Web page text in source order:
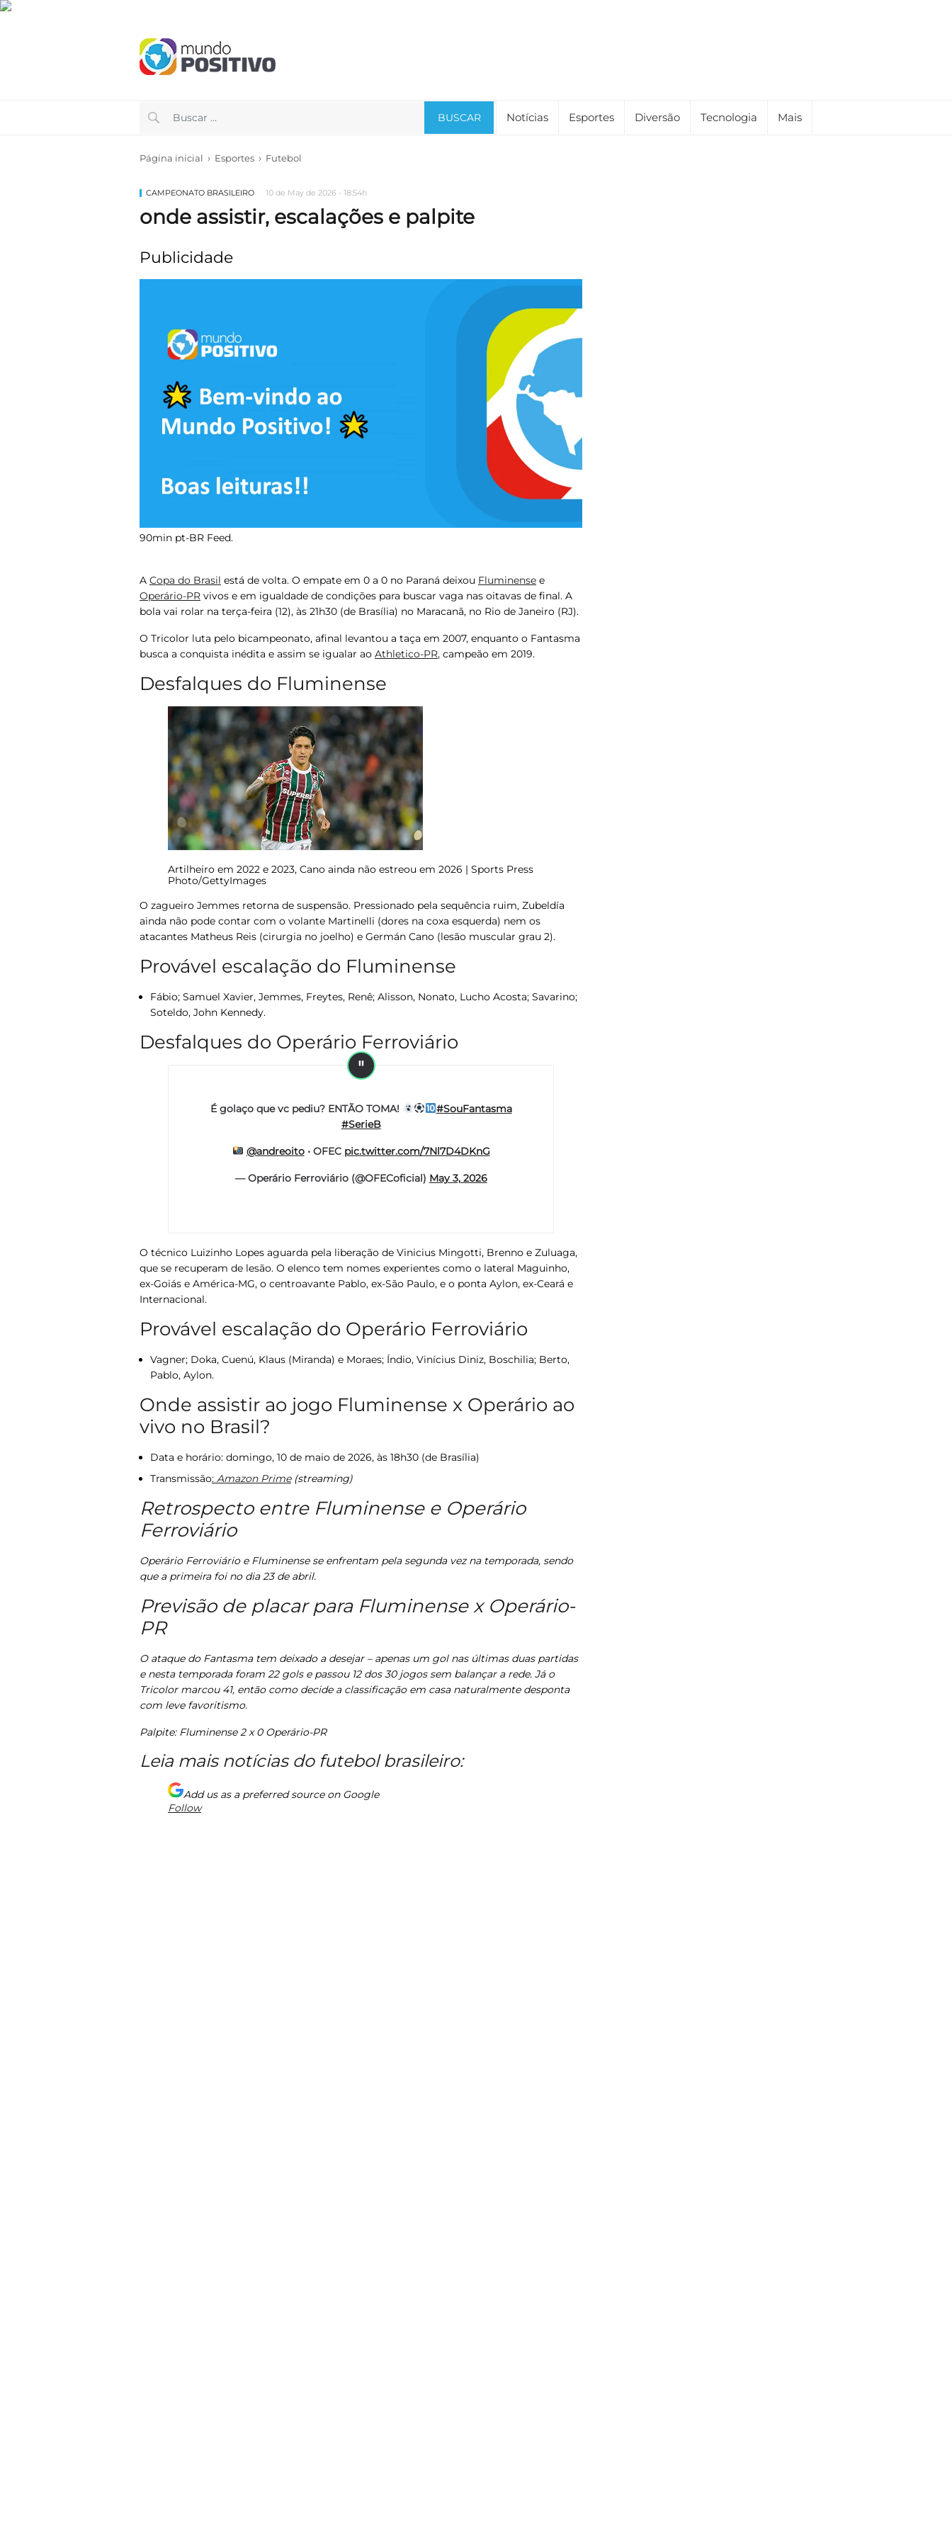
BUSCAR Notícias Esportes Diversão Tecnologia Mais
Página inicial › Esportes › Futebol
CAMPEONATO BRASILEIRO 10 de May de 2026 - 18:54h
onde assistir, escalações e palpite
Publicidade
90min pt-BR Feed.
A Copa do Brasil está de volta. O empate em 0 a 0 no Paraná deixou Fluminense e
Operário-PR vivos e em igualdade de condições para buscar vaga nas oitavas de final. A
bola vai rolar na terça-feira (12), às 21h30 (de Brasília) no Maracanã, no Rio de Janeiro (RJ).
O Tricolor luta pelo bicampeonato, afinal levantou a taça em 2007, enquanto o Fantasma
busca a conquista inédita e assim se igualar ao Athletico-PR, campeão em 2019.
Desfalques do Fluminense
Artilheiro em 2022 e 2023, Cano ainda não estreou em 2026 | Sports Press
Photo/GettyImages
O zagueiro Jemmes retorna de suspensão. Pressionado pela sequência ruim, Zubeldía
ainda não pode contar com o volante Martinelli (dores na coxa esquerda) nem os
atacantes Matheus Reis (cirurgia no joelho) e Germán Cano (lesão muscular grau 2).
Provável escalação do Fluminense
Fábio; Samuel Xavier, Jemmes, Freytes, Renê; Alisson, Nonato, Lucho Acosta; Savarino;
Soteldo, John Kennedy.
Desfalques do Operário Ferroviário
É golaço que vc pediu? ENTÃO TOMA!
#SouFantasma
#SerieB
@andreoito• OFEC pic.twitter.com/7Nl7D4DKnG
— Operário Ferroviário (@OFECoficial) May 3, 2026
O técnico Luizinho Lopes aguarda pela liberação de Vinicius Mingotti, Brenno e Zuluaga,
que se recuperam de lesão. O elenco tem nomes experientes como o lateral Maguinho,
ex-Goiás e América-MG, o centroavante Pablo, ex-São Paulo, e o ponta Aylon, ex-Ceará e
Internacional.
Provável escalação do Operário Ferroviário
Vagner; Doka, Cuenú, Klaus (Miranda) e Moraes; Índio, Vinícius Diniz, Boschilia; Berto,
Pablo, Aylon.
Onde assistir ao jogo Fluminense x Operário ao
vivo no Brasil?
Data e horário: domingo, 10 de maio de 2026, às 18h30 (de Brasília)
Transmissão: Amazon Prime (streaming)
Retrospecto entre Fluminense e Operário
Ferroviário
Operário Ferroviário e Fluminense se enfrentam pela segunda vez na temporada, sendo
que a primeira foi no dia 23 de abril.
Previsão de placar para Fluminense x Operário-
PR
O ataque do Fantasma tem deixado a desejar – apenas um gol nas últimas duas partidas
e nesta temporada foram 22 gols e passou 12 dos 30 jogos sem balançar a rede. Já o
Tricolor marcou 41, então como decide a classificação em casa naturalmente desponta
com leve favoritismo.
Palpite: Fluminense 2 x 0 Operário-PR
Leia mais notícias do futebol brasileiro:
Add us as a preferred source on Google
Follow